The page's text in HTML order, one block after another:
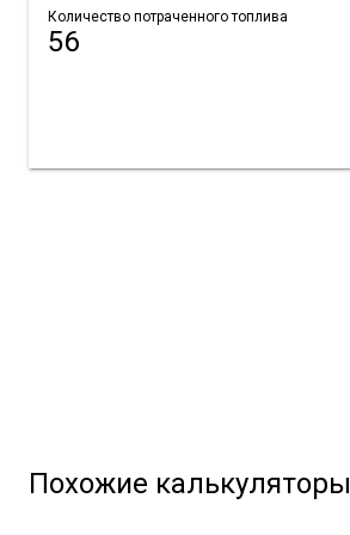
Количество потраченного топлива
56
Похожие калькуляторы